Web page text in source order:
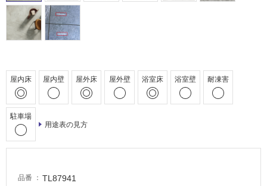
屋内床 屋内壁 屋外床 屋外壁 浴室床 浴室壁 耐凍害
駐車場
用途表の見方
品番 TL87941
室
床・
駐
場
非
常
適
る